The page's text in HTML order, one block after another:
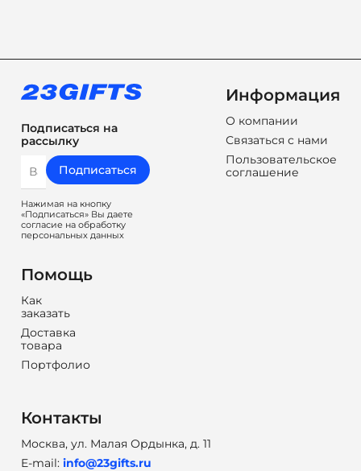
Подписаться на
рассылку
Подписаться
Нажимая на кнопку
«Подписаться» Вы даете
согласие на обработку
персональных данных
Информация
О компании
Связаться с нами
Пользовательское
соглашение
Помощь
Как
заказать
Доставка
товара
Портфолио
Контакты
Москва, ул. Малая Ордынка, д. 11
E-mail: info@23gifts.ru